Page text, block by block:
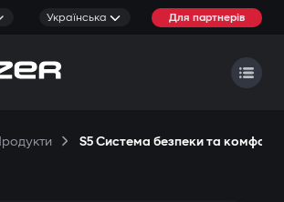
Українська Для партнерів
S5 Система безпеки та